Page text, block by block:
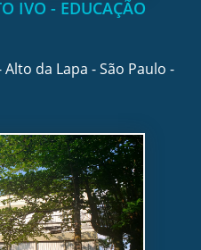
IVO - EDUCAÇÃO
da Lapa - São Paulo -